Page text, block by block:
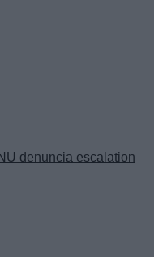
denuncia escalation